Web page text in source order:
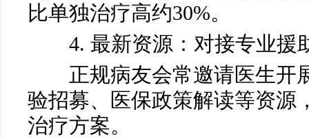
比单独治疗高约30%。
4. 最新资源：对接专业援
正规病友会常邀请医生开
验招募、医保政策解读等资源
治疗方案。